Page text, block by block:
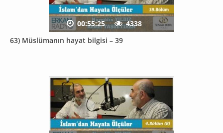
63) Müslümanın hayat bilgisi – 39
00:55:25 4338